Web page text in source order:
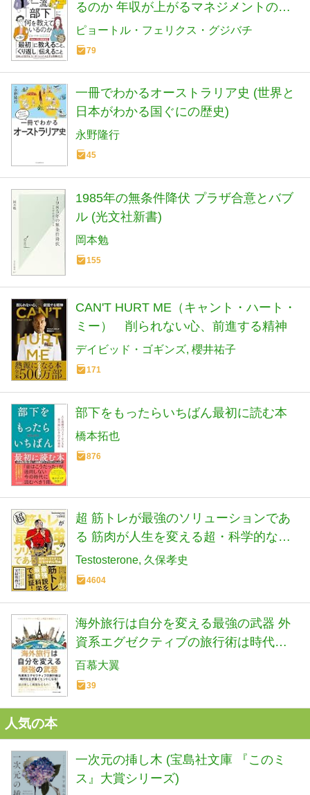
るのか 年収が上がるマネジメントの法
則
ピョートル・フェリクス・グジバチ
79
一冊でわかるオーストラリア史 (世界と
日本がわかる国ぐにの歴史)
永野隆行
45
1985年の無条件降伏 プラザ合意とバブ
ル (光文社新書)
岡本勉
155
CAN'T HURT ME（キャント・ハート・
ミー） 削られない心、前進する精神
デイビッド・ゴギンズ 櫻井祐子
171
部下をもったらいちばん最初に読む本
橋本拓也
876
超 筋トレが最強のソリューションであ
る 筋肉が人生を変える超・科学的な理
由
Testosterone 久保孝史
4604
海外旅行は自分を変える最強の武器 外
資系エグゼクティブの旅行術は時代を
生き抜くヒントになる！
百慕大翼
39
人気の本
一次元の挿し木 (宝島社文庫 『このミ
ス』大賞シリーズ)